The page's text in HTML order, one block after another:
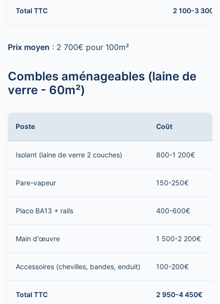
Total TTC 2 100-3 300€
Prix moyen : 2 700€ pour 100m²
Combles aménageables (laine de
verre - 60m²)
Poste Coût
Isolant (laine de verre 2 couches) 800-1 200€
Pare-vapeur 150-250€
Placo BA13 + rails 400-600€
Main d'œuvre 1 500-2 200€
Accessoires (chevilles, bandes, enduit) 100-200€
Total TTC 2 950-4 450€